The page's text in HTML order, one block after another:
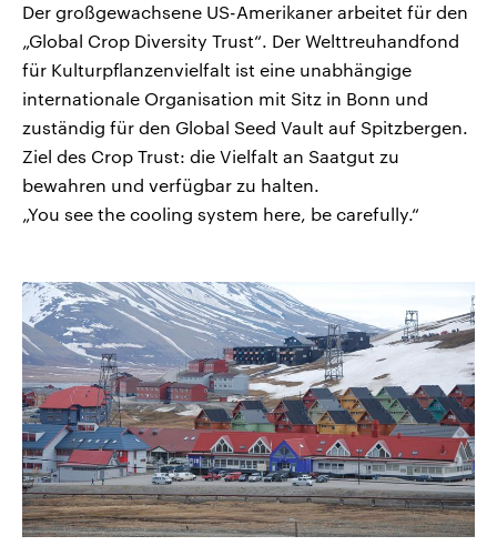
Der großgewachsene US-Amerikaner arbeitet für den
„Global Crop Diversity Trust“. Der Welttreuhandfond
für Kulturpflanzenvielfalt ist eine unabhängige
internationale Organisation mit Sitz in Bonn und
zuständig für den Global Seed Vault auf Spitzbergen.
Ziel des Crop Trust: die Vielfalt an Saatgut zu
bewahren und verfügbar zu halten.
„You see the cooling system here, be carefully.“